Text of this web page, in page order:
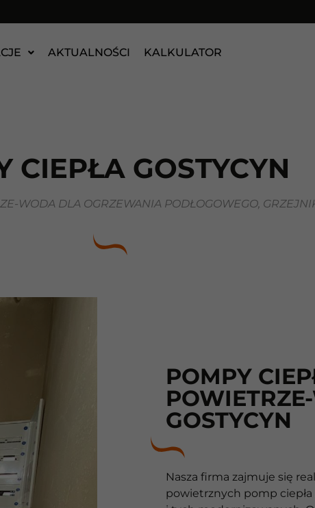
AKTUALNOŚCI KALKULATOR
CIEPŁA GOSTYCYN
WODA DLA OGRZEWANIA PODŁOGOWEGO,
POMPY
GOSTYCYN
Nasza firma zajmuje się
powietrznych pomp